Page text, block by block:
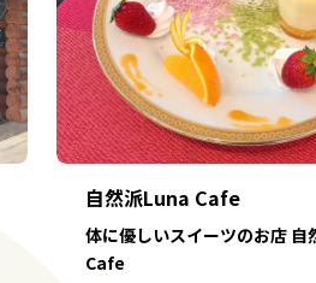
自然派Luna Cafe
体に優しいスイーツのお店 自
Cafe